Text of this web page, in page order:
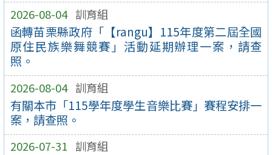
2026-08-04 訓育組
函轉苗栗縣政府「【rangu】115年度第二屆全國
原住民族樂舞競賽」活動延期辦理一案，請查
照。
2026-08-04 訓育組
有關本市「115學年度學生音樂比賽」賽程安排一
案，請查照。
2026-07-31 訓育組